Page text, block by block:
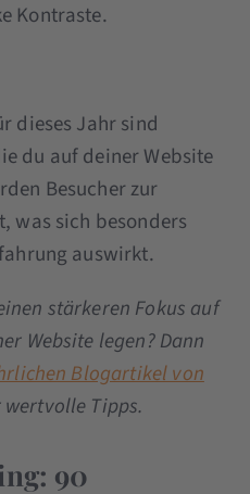
Kontraste.
dieses Jahr sind
du auf deiner Website
Besucher zur
was sich besonders
auswirkt.
stärkeren Fokus auf
Website legen? Dann
Blogartikel von
Tipps.
90